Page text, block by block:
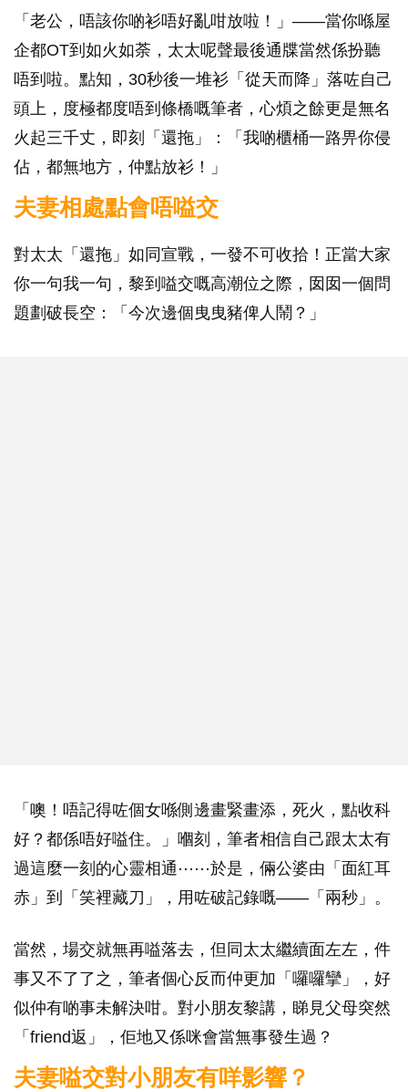
「老公，唔該你啲衫唔好亂咁放啦！」——當你喺屋
企都OT到如火如荼，太太呢聲最後通牒當然係扮聽
唔到啦。點知，30秒後一堆衫「從天而降」落咗自己
頭上，度極都度唔到條橋嘅筆者，心煩之餘更是無名
火起三千丈，即刻「還拖」：「我啲櫃桶一路畀你侵
佔，都無地方，仲點放衫！」
夫妻相處點會唔嗌交
對太太「還拖」如同宣戰，一發不可收拾！正當大家
你一句我一句，黎到嗌交嘅高潮位之際，囡囡一個問
題劃破長空：「今次邊個曳曳豬俾人鬧？」
「噢！唔記得咗個女喺側邊畫緊畫添，死火，點收科
好？都係唔好嗌住。」嗰刻，筆者相信自己跟太太有
過這麼一刻的心靈相通⋯⋯於是，倆公婆由「面紅耳
赤」到「笑裡藏刀」，用咗破記錄嘅——「兩秒」。
當然，場交就無再嗌落去，但同太太繼續面左左，件
事又不了了之，筆者個心反而仲更加「囉囉攣」，好
似仲有啲事未解決咁。對小朋友黎講，睇見父母突然
「friend返」，佢地又係咪會當無事發生過？
夫妻嗌交對小朋友有咩影響？